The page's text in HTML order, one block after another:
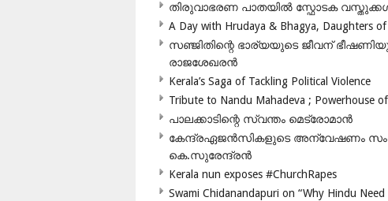
തിരുവാഭരണ പാതയിൽ സ്ഫോടക
A Day with Hrudaya & Bhagya, Daughters of
സഞ്ജിതിന്റെ ഭാര്യയുടെ ജീവന്
രാജശേഖരൻ
Kerala’s Saga of Tackling Political Violence
Tribute to Nandu Mahadeva ; Powerhouse
പാലക്കാടിന്റെ സ്വന്തം മെട്രോമാൻ
കേന്ദ്രഏജൻസികളുടെ അന്വേഷണം
കെ.സുരേന്ദ്രൻ
Kerala nun exposes #ChurchRapes
Swami Chidanandapuri on “Why Hindu Need